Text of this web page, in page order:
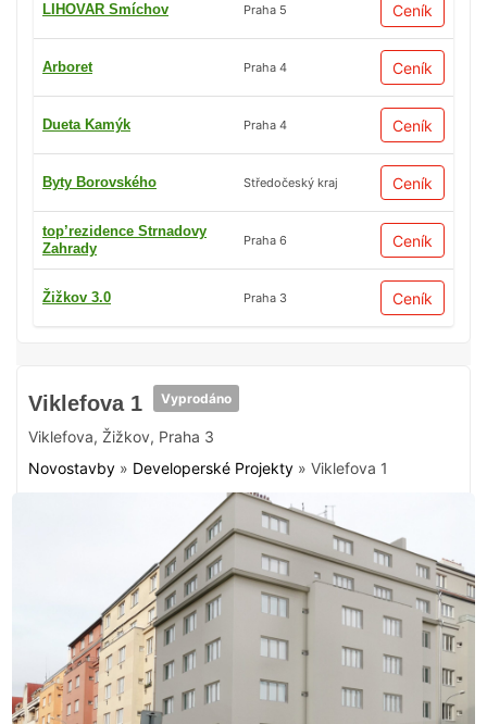
Viklefova 1 Vyprodáno
Viklefova, Žižkov, Praha 3
Novostavby » Developerské Projekty » Viklefova 1
LIHOVAR Smíchov Praha 5 Ceník
Arboret Praha 4 Ceník
Dueta Kamýk Praha 4 Ceník
Byty Borovského Středočeský kraj Ceník
top’rezidence Strnadovy
Zahrady
Praha 6 Ceník
Žižkov 3.0 Praha 3 Ceník